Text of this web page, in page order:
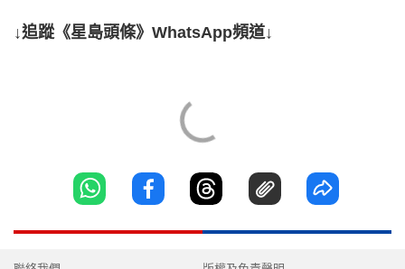
↓追蹤《星島頭條》WhatsApp頻道↓